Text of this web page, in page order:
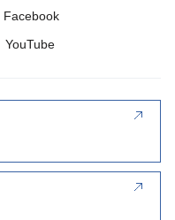
Facebook
YouTube